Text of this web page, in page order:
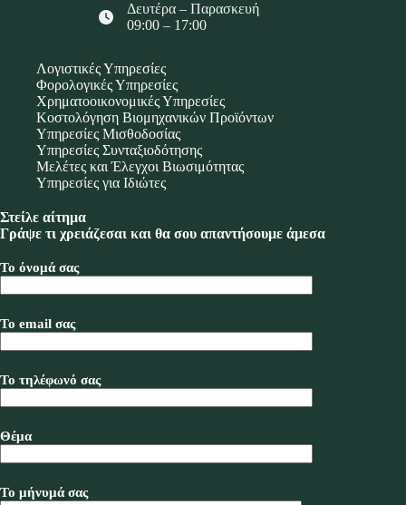
Δευτέρα – Παρασκευή
09:00 – 17:00
Λογιστικές Υπηρεσίες
Φορολογικές Υπηρεσίες
Χρηματοοικονομικές Υπηρεσίες
Κοστολόγηση Βιομηχανικών Προϊόντων
Υπηρεσίες Μισθοδοσίας
Υπηρεσίες Συνταξιοδότησης
Μελέτες και Έλεγχοι Βιωσιμότητας
Υπηρεσίες για Ιδιώτες
Στείλε αίτημα
Γράψε τι χρειάζεσαι και θα σου απαντήσουμε άμεσα
Το όνομά σας
Το email σας
Το τηλέφωνό σας
Θέμα
Το μήνυμά σας